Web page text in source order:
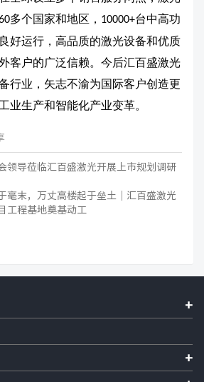
多个国家和地区， 10000+台中高功
好运行，高品质的激光设备和优质
客户的广泛信赖。今后汇百盛激光
行业，矢志不渝为国际客户创造更
业生产和智能化产业变革。
领导莅临汇百盛激光开展上市规划调研
毫末，万丈高楼起于垒土｜汇百盛激光
工程基地奠基动工
+
+